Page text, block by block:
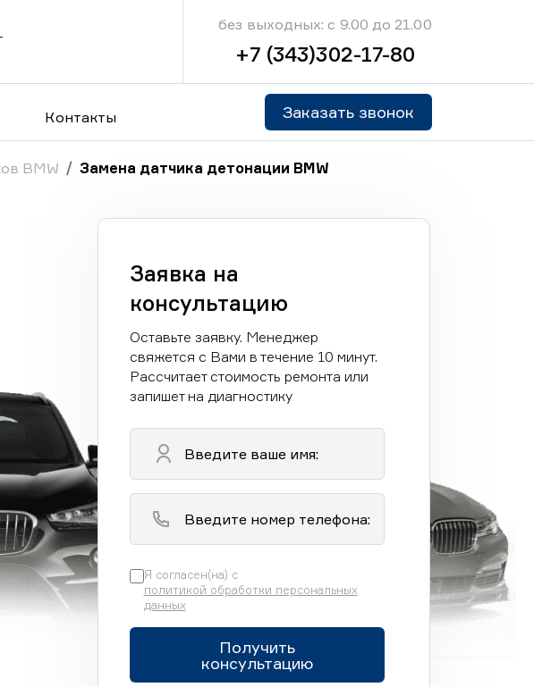
без выходных: с 9.00 до 21.00
+7 (343)302-17-80
Контакты Заказать звонок
BMW Замена датчика детонации BMW
Заявка на
консультацию
Оставьте заявку. Менеджер
свяжется с Вами в течение 10 минут.
Рассчитает стоимость ремонта или
запишет на диагностику
Я согласен(на) с
политикой обработки персональных
данных
Получить
консультацию